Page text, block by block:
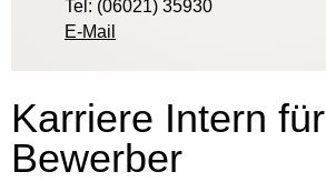
Tel: (06021) 35930
E-Mail
Karriere Intern für
Bewerber